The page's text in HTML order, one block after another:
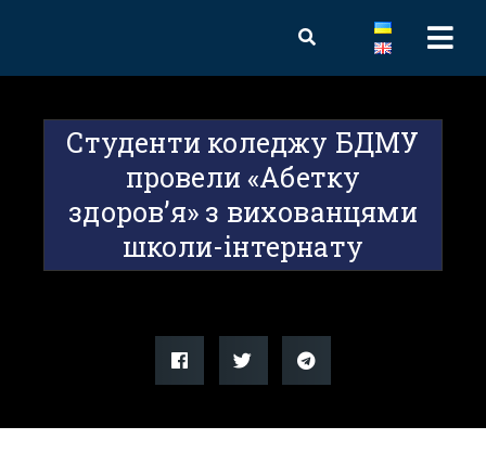
Студенти коледжу БДМУ
провели «Абетку
здоров’я» з вихованцями
школи-інтернату